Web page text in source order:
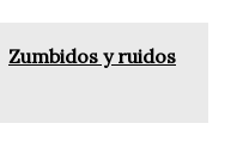
Zumbidos y ruidos